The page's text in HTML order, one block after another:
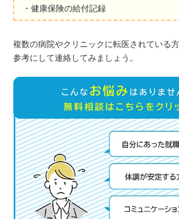
・健康保険の給付記録
複数の病院やクリニックに転医されている
参考にして連絡してみましょう。